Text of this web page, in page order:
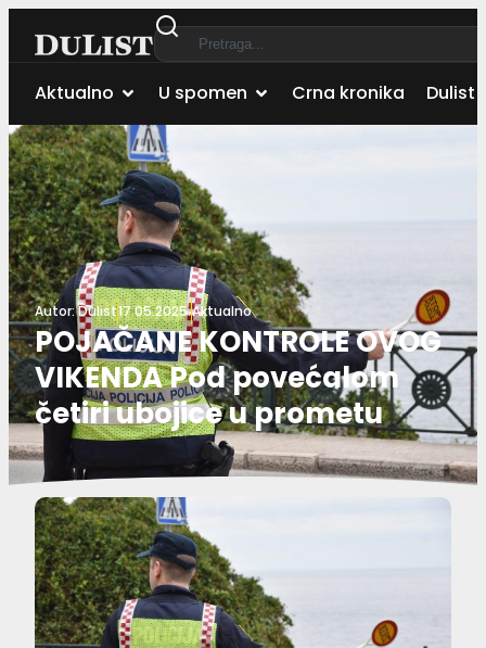
Aktualno U spomen Crna kronika Dulist
Autor:Dulist17.05.2025.Aktualno
POJAČANE KONTROLE OVOG
VIKENDA Pod povećalom
četiri ubojice u prometu